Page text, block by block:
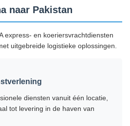
naar Pakistan
express- en koeriersvrachtdiensten
uitgebreide logistieke oplossingen.
diensten vanuit één locatie,
tot levering in de haven van